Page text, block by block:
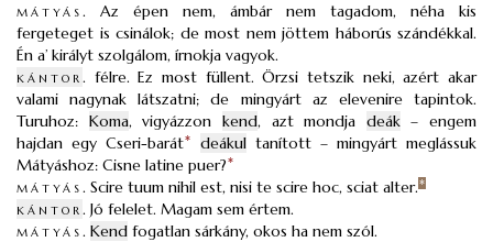
mátyás. Az épen nem, ámbár nem tagadom, néha kis
fergeteget is csinálok; de most nem jöttem háborús szándékkal.
Én a’ királyt szolgálom, írnokja vagyok.
kántor. félre. Ez most füllent. Örzsi tetszik neki, azért akar
valami nagynak látszatni; de mingyárt az elevenire tapintok.
Turuhoz: Koma, vigyázzon kend, azt mondja deák– engem
hajdan egy Cseri-barát* deákul tanított – mingyárt meglássuk
Mátyáshoz: Cisne latine puer?*
mátyás. Scire tuum nihil est, nisi te scire hoc, sciat alter.*
kántor. Jó felelet. Magam sem értem.
mátyás. Kend fogatlan sárkány, okos ha nem szól.